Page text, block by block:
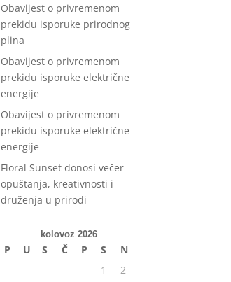
Obavijest o privremenom
prekidu isporuke prirodnog
plina
Obavijest o privremenom
prekidu isporuke električne
energije
Obavijest o privremenom
prekidu isporuke električne
energije
Floral Sunset donosi večer
opuštanja, kreativnosti i
druženja u prirodi
kolovoz 2026
P U S Č P S
N
1
2